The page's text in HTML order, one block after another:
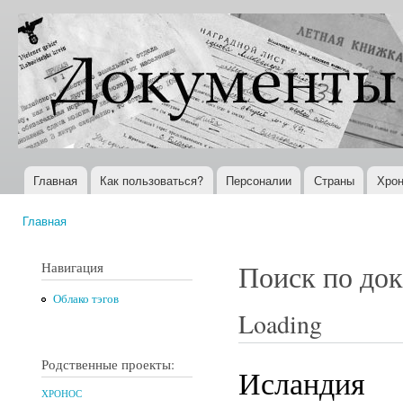
Документы
XX века
Всемирная
история в
Интернете
Главное меню
Главная Как пользоваться? Персоналии Страны
Главная
Навигация
Облако тэгов
Родственные проекты:
ХРОНОС
Поиск по
Loading
Исландия